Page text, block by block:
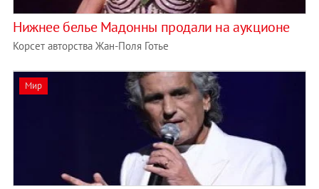
Нижнее белье Мадонны продали на аукционе
Корсет авторства Жан-Поля Готье
Мир